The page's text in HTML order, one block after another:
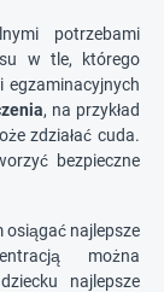
potrzebami
w tle, którego
, na przykład
zdziałać cuda.
bezpieczne
osiągać najlepsze
można
najlepsze